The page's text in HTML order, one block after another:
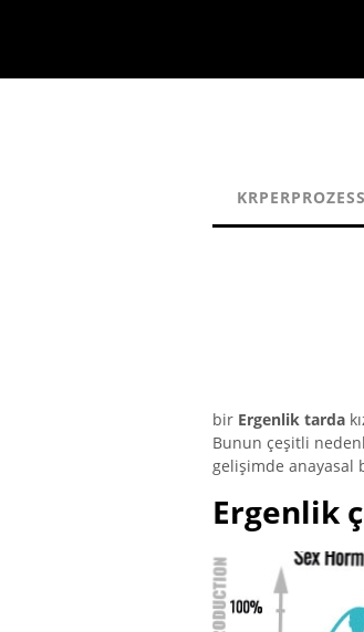
bir Ergenlik tarda
Bunun çeşitli
gelişimde anayasal
Ergenlik